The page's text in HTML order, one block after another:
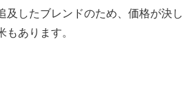
及したブレンドのため、価格が決し
あります。